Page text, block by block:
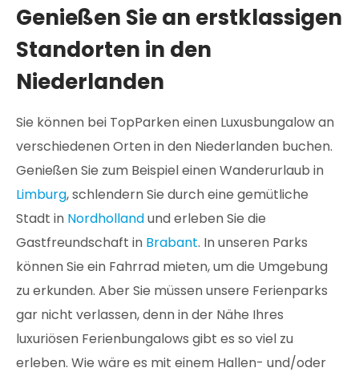
Genießen Sie an erstklassigen
Standorten in den
Niederlanden
Sie können bei TopParken einen Luxusbungalow an
verschiedenen Orten in den Niederlanden buchen.
Genießen Sie zum Beispiel einen Wanderurlaub in
Limburg, schlendern Sie durch eine gemütliche
Stadt in Nordhollandund erleben Sie die
Gastfreundschaft in Brabant. In unseren Parks
können Sie ein Fahrrad mieten, um die Umgebung
zu erkunden. Aber Sie müssen unsere Ferienparks
gar nicht verlassen, denn in der Nähe Ihres
luxuriösen Ferienbungalows gibt es so viel zu
erleben. Wie wäre es mit einem Hallen- und/oder